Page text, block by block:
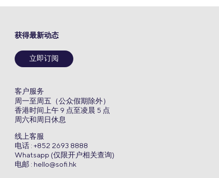
获得最新动态
立即订阅
客户服务
周一至周五（公众假期除外）
香港时间上午 9 点至凌晨 5 点
周六和周日休息
线上客服
电话 : +852 2693 8888
Whatsapp (仅限开户相关查询)
电邮 : hello@sofi.hk